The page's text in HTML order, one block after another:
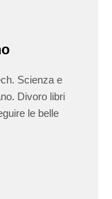
Scienza e
Divoro libri
le belle